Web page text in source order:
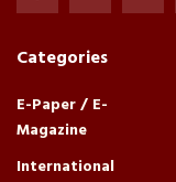
Categories
E-Paper / E-
Magazine
International